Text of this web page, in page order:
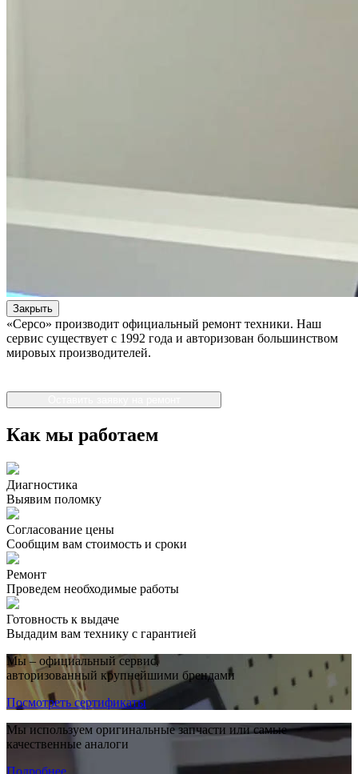
Закрыть
«Серсо» производит официальный ремонт техники. Наш
сервис существует с 1992 года и авторизован большинством
мировых производителей.
Как мы работаем
Диагностика
Выявим поломку
Согласование цены
Сообщим вам стоимость и сроки
Ремонт
Проведем необходимые работы
Готовность к выдаче
Выдадим вам технику с гарантией
Мы – официальный сервис,
авторизованный крупнейшими брендами
Посмотреть сертификаты
Мы используем оригинальные запчасти или самые
качественные аналоги
Подробнее